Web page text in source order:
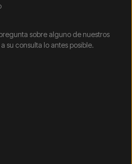
sobre alguno de nuestros
su consulta lo antes posible.